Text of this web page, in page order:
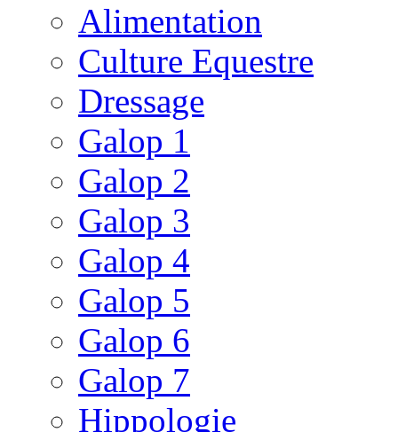
Alimentation
Culture Equestre
Dressage
Galop 1
Galop 2
Galop 3
Galop 4
Galop 5
Galop 6
Galop 7
Hippologie